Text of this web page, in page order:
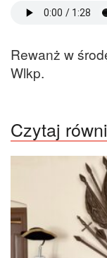
Rewanż w
Wlkp.
Czytaj